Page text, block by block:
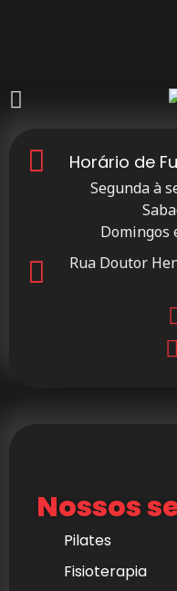
Horário de
Segunda à
Domingos
Rua Doutor
Nossos
Pilates
Fisioterapia